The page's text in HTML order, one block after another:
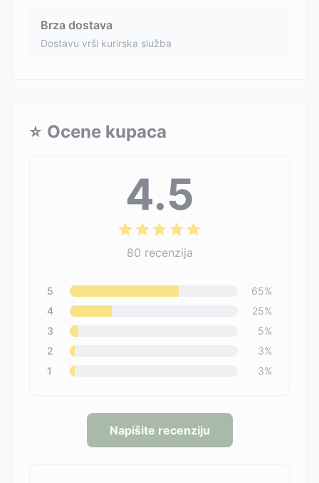
Brza dostava
Dostavu vrši kurirska služba
⭐ Ocene kupaca
4.5
80 recenzija
5 65%
4
25%
3
5%
2
3%
1
3%
Napišite recenziju